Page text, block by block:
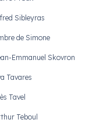
Sibleyras
de Simone
Emmanuel Skovron
Tavares
Tavel
Teboul